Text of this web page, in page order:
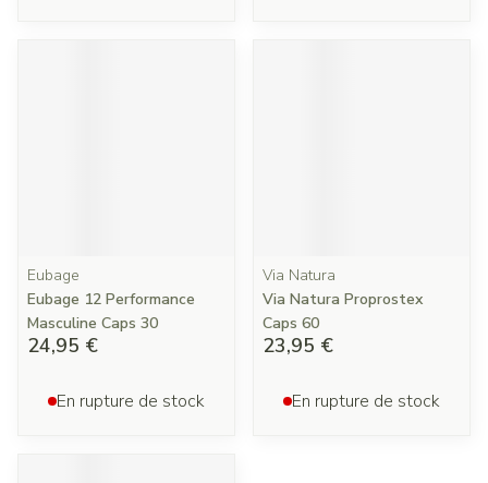
Eubage
Eubage 12 Performance
Masculine Caps 30
24,95 €
En rupture de stock
Via Natura
Via Natura Proprostex
Caps 60
23,95 €
En rupture de stock